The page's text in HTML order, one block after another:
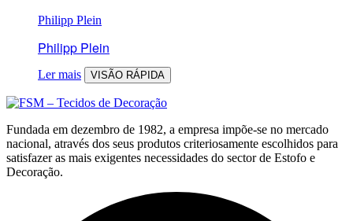
Philipp Plein
Philipp Plein
Ler mais VISÃO RÁPIDA
Fundada em dezembro de 1982, a empresa impõe-se no mercado
nacional, através dos seus produtos criteriosamente escolhidos para
satisfazer as mais exigentes necessidades do sector de Estofo e
Decoração.